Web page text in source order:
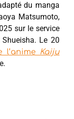
du manga
Matsumoto,
sur le service
Le 20
l’anime Kaiju